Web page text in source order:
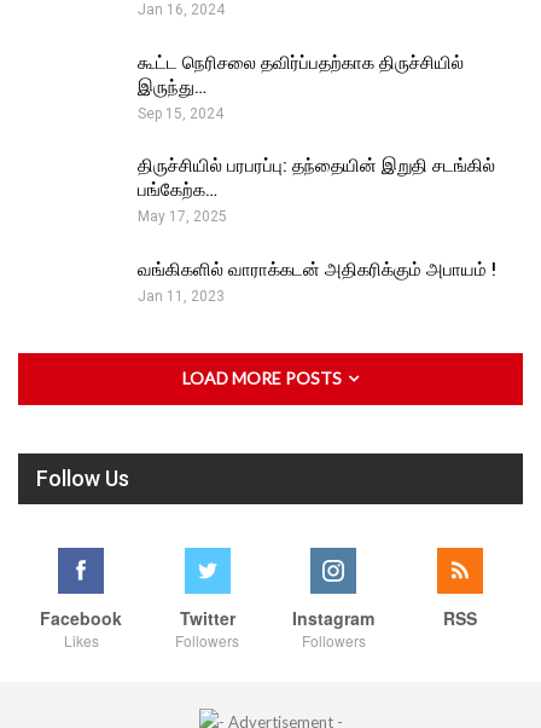
Jan 16, 2024
கூட்ட நெரிசலை தவிர்ப்பதற்காக திருச்சியில்
இருந்து…
Sep 15, 2024
திருச்சியில் பரபரப்பு: தந்தையின் இறுதி சடங்கில்
பங்கேற்க…
May 17, 2025
வங்கிகளில் வாராக்கடன் அதிகரிக்கும் அபாயம் !
Jan 11, 2023
LOAD MORE POSTS
Follow Us
Facebook
Likes
Twitter
Followers
Instagram
Followers
RSS